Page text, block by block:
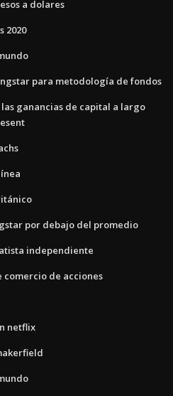
a dolares
2020
para metodología de fondos
ganancias de capital a largo
por debajo del promedio
independiente
comercio de acciones
netflix